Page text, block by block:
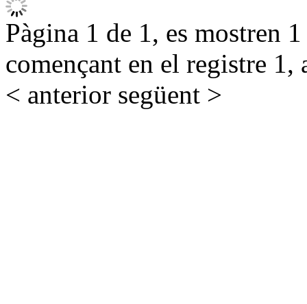
Pàgina 1 de 1, es mostren
començant en el registre 1,
< anterior següent >